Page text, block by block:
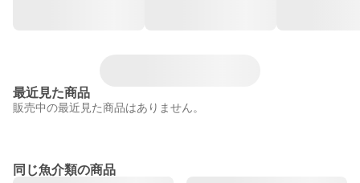
最近見た商品
販売中の最近見た商品はありません。
同じ魚介類の商品